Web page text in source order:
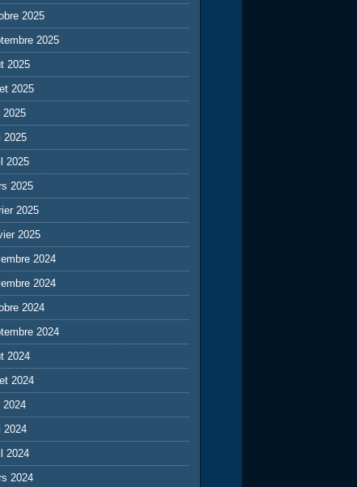
2025
2025
2025
2025
2025
2025
2025
2025
2025
2025
2024
2024
2024
2024
2024
2024
2024
2024
2024
2024